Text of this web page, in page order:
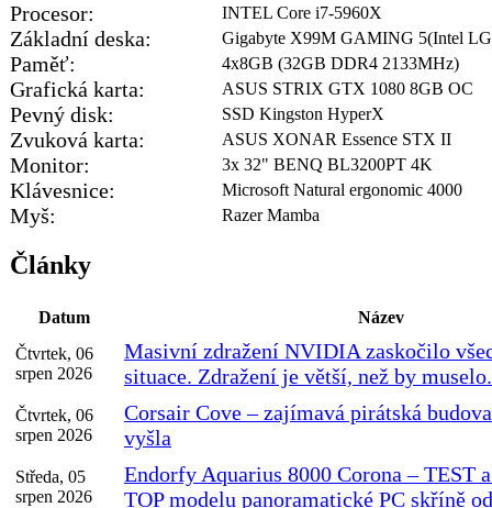
Procesor: INTEL Core i7-5960X
Základní deska: Gigabyte X99M GAMING 5(Intel
Paměť: 4x8GB (32GB DDR4 2133MHz)
Grafická karta: ASUS STRIX GTX 1080 8GB OC
Pevný disk: SSD Kingston HyperX
Zvuková karta: ASUS XONAR Essence STX II
Monitor: 3x 32" BENQ BL3200PT 4K
Klávesnice: Microsoft Natural ergonomic 4000
Myš: Razer Mamba
Články
Datum
Název
Čtvrtek, 06
srpen 2026
Masivní zdražení NVIDIA zaskočilo
situace. Zdražení je větší, než by muselo.
Čtvrtek, 06
srpen 2026
Corsair Cove – zajímavá pirátská
vyšla
Středa, 05
srpen 2026
Endorfy Aquarius 8000 Corona – TEST
TOP modelu panoramatické PC skříně